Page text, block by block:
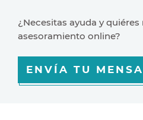
¿Necesitas ayuda y quiéres
asesoramiento online?
ENVÍA TU